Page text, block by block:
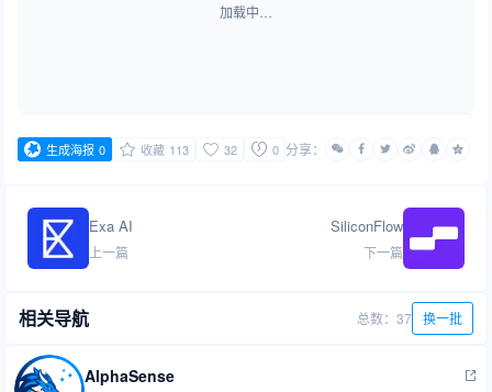
加载中…
生成海报 0 收藏 113 32 0 分享：
Exa AI
上一篇
SiliconFlow
下一篇
相关导航 总数：37 换一批
AlphaSense